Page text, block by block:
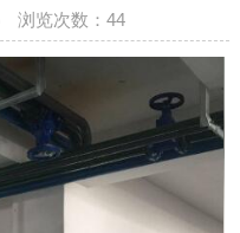
浏览次数：44